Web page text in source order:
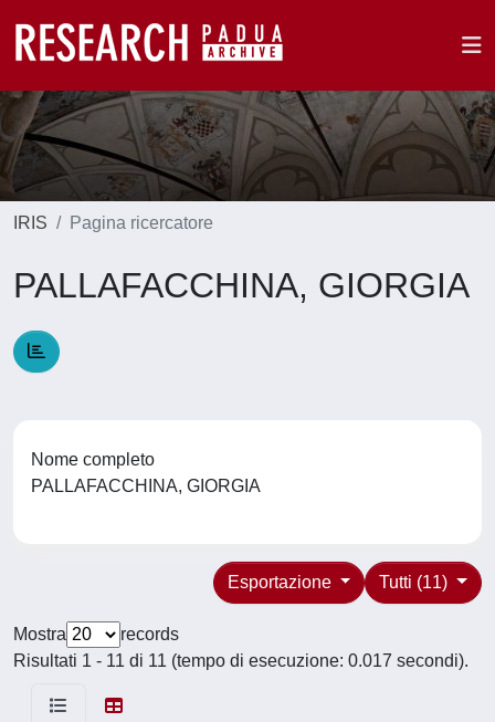
IRIS Pagina ricercatore
PALLAFACCHINA, GIORGIA
Nome completo
PALLAFACCHINA, GIORGIA
Tutti (11)
Esportazione
Mostra
records
Risultati 1 - 11 di 11 (tempo di esecuzione: 0.017 secondi).